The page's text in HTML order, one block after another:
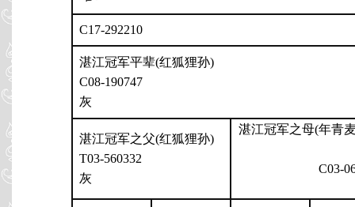
C17-292210
湛江冠军平辈(红狐狸孙)
C08-190747
灰
湛江冠军之父(红狐狸孙)
T03-560332
灰
湛江冠军之母(年青
C03-